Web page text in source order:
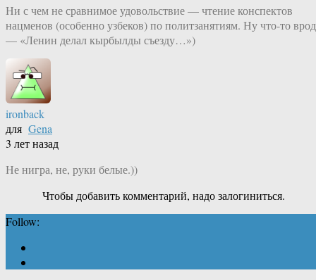
Ни с чем не сравнимое удовольствие — чтение конспектов
нацменов (особенно узбеков) по политзанятиям. Ну что-то
— «Ленин делал кырбылды съезду…»)
ironback
для Gena
3 лет назад
Не нигра, не, руки белые.))
Чтобы добавить комментарий, надо залогиниться.
Follow: